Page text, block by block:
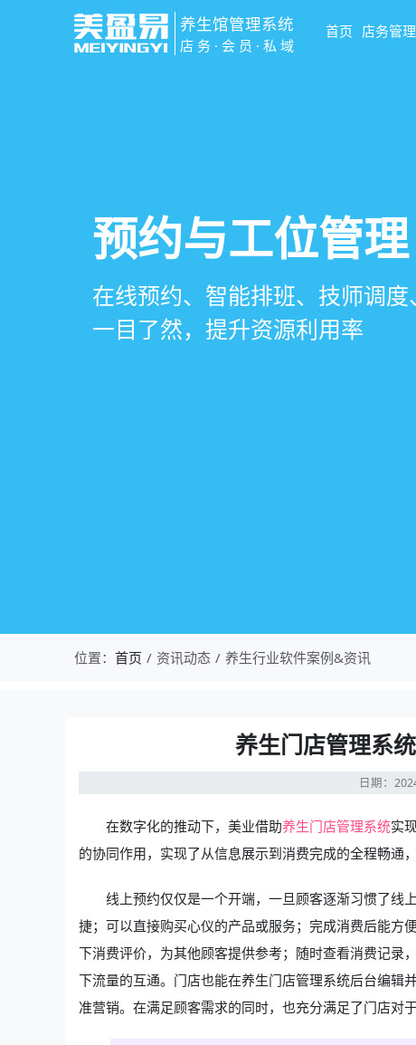
养生馆管理系统
店务·会员·私域
首页 店务管理
智慧养生馆管理
一站式解决养生馆预约、服务
销全流程数字化管理
会员营销&锁客
会员积分、套餐定制、精准营
升复购率与客单价
预约与工位管理
在线预约、智能排班、技师调
一目了然，提升资源利用率
健康档案与效果
客户体质记录、服务方案执行
化展示服务价值
位置： 首页 资讯动态 养生行业软件案例&资讯
养生门店管理系
日期：
在数字化的推动下，美业借助养生门店管理系统实
的协同作用，实现了从信息展示到消费完成的全程畅通
线上预约仅仅是一个开端，一旦顾客逐渐习惯了线
捷；可以直接购买心仪的产品或服务；完成消费后能方
下消费评价，为其他顾客提供参考；随时查看消费记录
下流量的互通。门店也能在养生门店管理系统后台编辑
准营销。在满足顾客需求的同时，也充分满足了门店对